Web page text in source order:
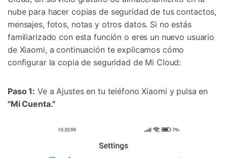
nube para hacer copias de seguridad de tus contactos,
mensajes, fotos, notas y otros datos. Si no estás
familiarizado con esta función o eres un nuevo usuario
de Xiaomi, a continuación te explicamos cómo
configurar la copia de seguridad de Mi Cloud:
Paso 1: Ve a Ajustes en tu teléfono Xiaomi y pulsa en
"Mi Cuenta."